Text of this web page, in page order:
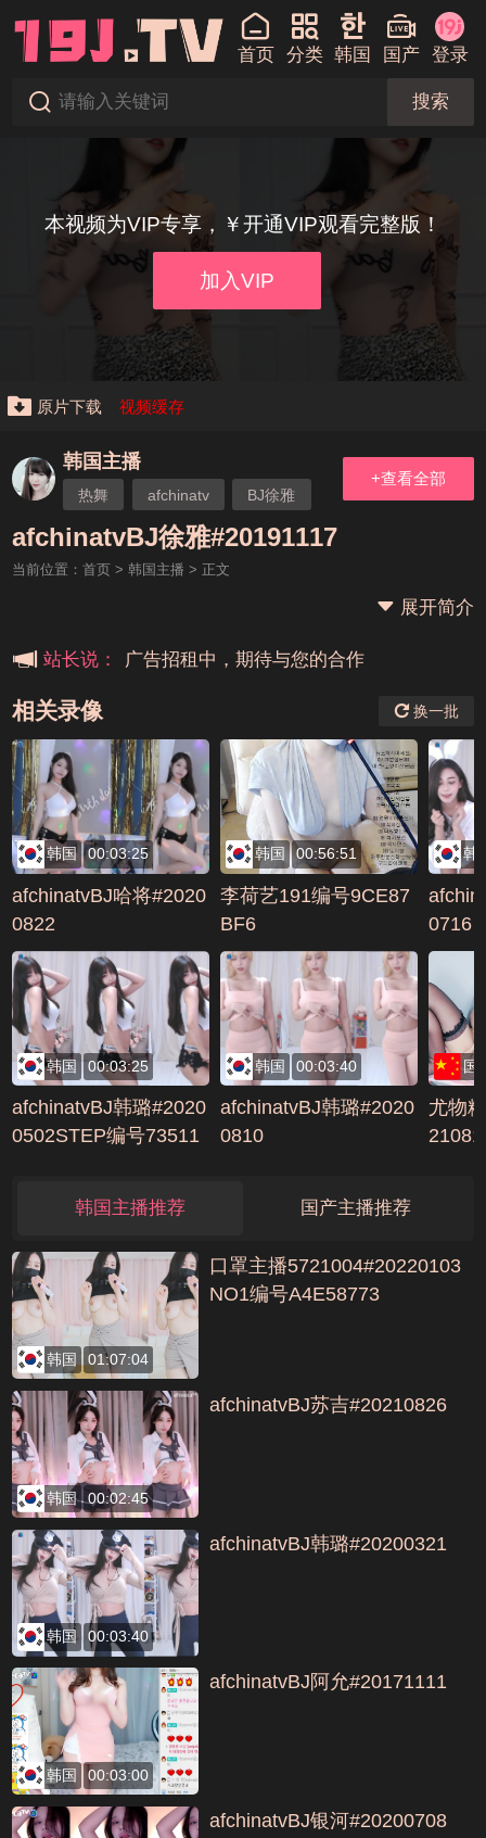
首页 分类 韩国 国产 登录
搜索
本视频为VIP专享，￥开通VIP观看完整版！
加入VIP
原片下载 视频缓存
韩国主播
热舞 afchinatv BJ徐雅
+查看全部
afchinatvBJ徐雅#20191117
当前位置： 首页> 韩国主播 > 正文
展开简介
站长说：
本站大事件(19j网站发展历程)
广告招租中，期待与您的合作
相关录像 换一批
韩国 00:03:25
afchinatvBJ哈将#2020
0822
韩国 00:56:51
李荷艺191编号9CE87
BF6
韩
0716
韩国 00:03:25
afchinatvBJ韩璐#2020
0502STEP编号73511
韩国 00:03:40
afchinatvBJ韩璐#2020
0810
国
尤物
韩国主播推荐 国产主播推荐
韩国 01:07:04
口罩主播5721004#20220103
NO1编号A4E58773
韩国 00:02:45
afchinatvBJ苏吉#20210826
韩国 00:03:40
afchinatvBJ韩璐#20200321
韩国 00:03:00
afchinatvBJ阿允#20171111
afchinatvBJ银河#20200708